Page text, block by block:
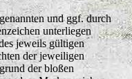
und ggf. durch
unterliegen
jeweils gültigen
der jeweiligen
der bloßen